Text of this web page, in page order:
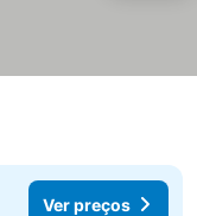
Ver preços